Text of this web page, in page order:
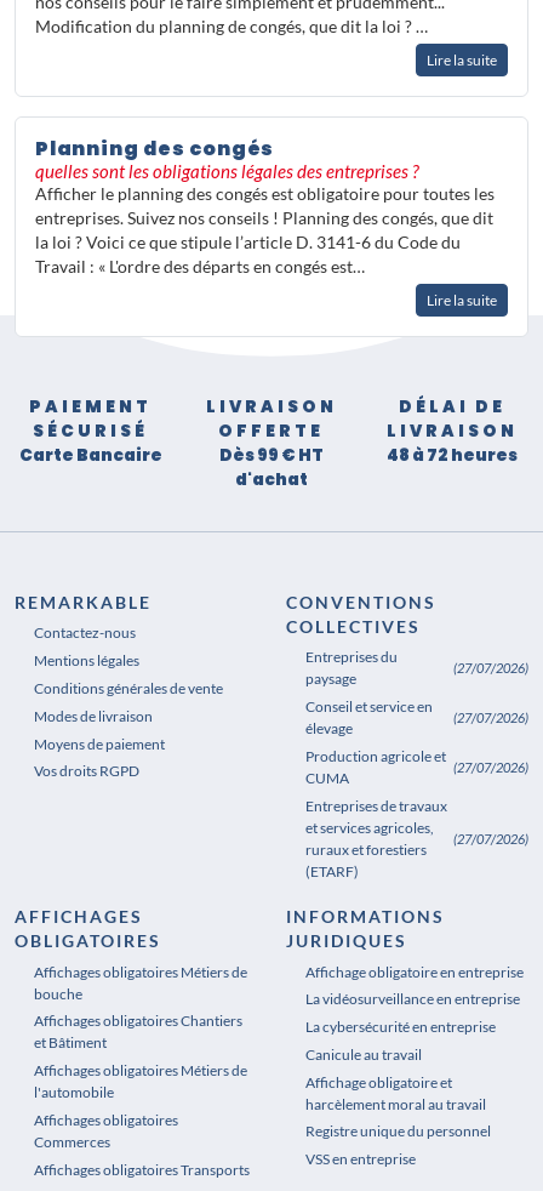
Modification du planning de congés, que dit la loi ? …
Lire la suite
Planning des congés
quelles sont les obligations légales des entreprises ?
Afficher le planning des congés est obligatoire pour toutes les
entreprises. Suivez nos conseils ! Planning des congés, que dit
la loi ? Voici ce que stipule l’article D. 3141-6 du Code du
Travail : « L'ordre des départs en congés est…
Lire la suite
PAIEMENT
SÉCURISÉ
Carte Bancaire
LIVRAISON
OFFERTE
Dès 99 € HT
d'achat
DÉLAI DE
LIVRAISON
48 à 72 heures
REMARKABLE
Contactez-nous
Mentions légales
Conditions générales de vente
Modes de livraison
Moyens de paiement
Vos droits RGPD
CONVENTIONS
COLLECTIVES
Entreprises du
paysage
(27/07/2026)
Conseil et service en
élevage
(27/07/2026)
Production agricole et
CUMA
(27/07/2026)
Entreprises de travaux
et services agricoles,
ruraux et forestiers
(ETARF)
(27/07/2026)
AFFICHAGES
OBLIGATOIRES
Affichages obligatoires Métiers de
bouche
Affichages obligatoires Chantiers
et Bâtiment
Affichages obligatoires Métiers de
l'automobile
Affichages obligatoires
Commerces
Affichages obligatoires Transports
Affichages obligatoires Pharmacie
INFORMATIONS
JURIDIQUES
Affichage obligatoire en entreprise
La vidéosurveillance en entreprise
La cybersécurité en entreprise
Canicule au travail
Affichage obligatoire et
harcèlement moral au travail
Registre unique du personnel
VSS en entreprise